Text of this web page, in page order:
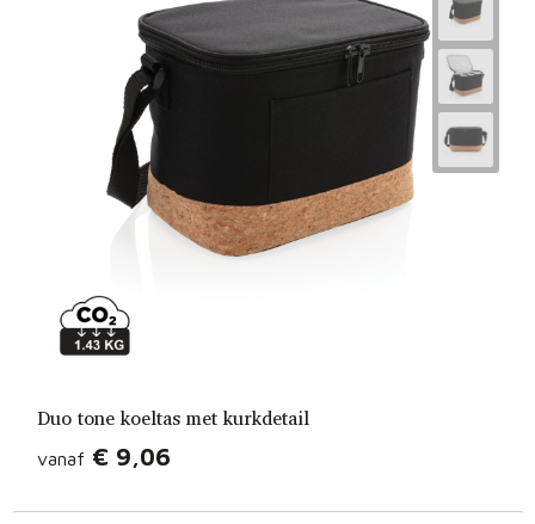
Duo tone koeltas met kurkdetail
vanaf € 9,06